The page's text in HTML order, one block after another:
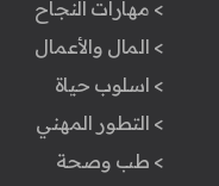
> مهارات النجاح
> المال والأعمال
> اسلوب حياة
> التطور المهني
> طب وصحة